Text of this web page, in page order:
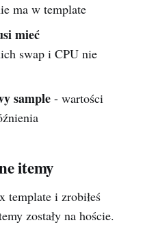
ma w template
mieć
swap i CPU nie
sample- wartości
itemy
template i zrobiłeś
zostały na hoście.